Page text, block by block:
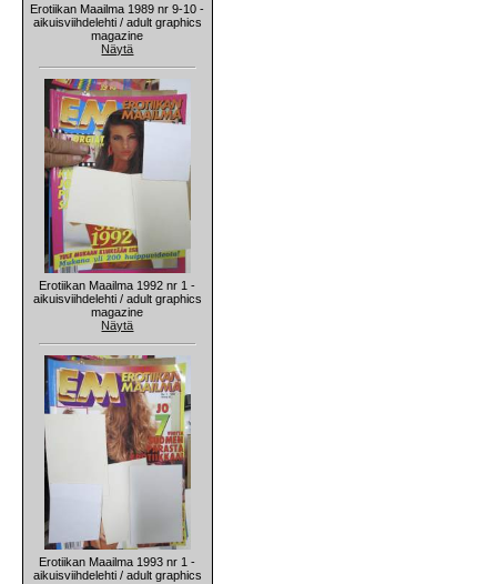
Erotiikan Maailma 1989 nr 9-10 -
aikuisviihdelehti / adult graphics
magazine
Näytä
Erotiikan Maailma 1992 nr 1 -
aikuisviihdelehti / adult graphics
magazine
Näytä
Erotiikan Maailma 1993 nr 1 -
aikuisviihdelehti / adult graphics